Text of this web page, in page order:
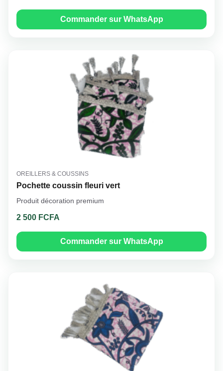
Commander sur WhatsApp
OREILLERS & COUSSINS
Pochette coussin fleuri vert
Produit décoration premium
2 500 FCFA
Commander sur WhatsApp